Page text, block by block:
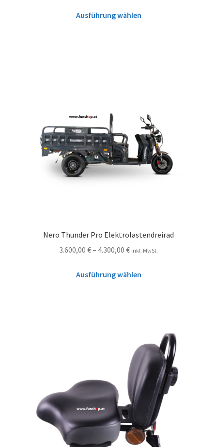
Ausführung wählen
Nero Thunder Pro Elektrolastendreirad
3.600,00 €– 4.300,00 € inkl. MwSt.
Ausführung wählen